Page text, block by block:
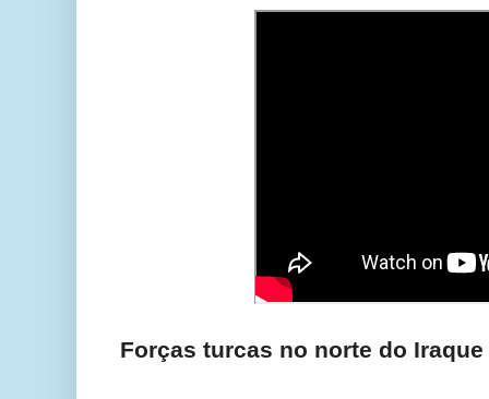
Forças turcas no norte do Iraque